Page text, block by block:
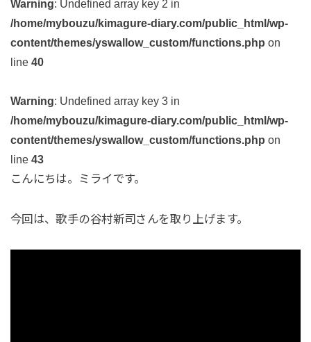
Warning: Undefined array key 2 in
/home/mybouzu/kimagure-diary.com/public_html/wp-
content/themes/yswallow_custom/functions.php on
line 40
Warning: Undefined array key 3 in
/home/mybouzu/kimagure-diary.com/public_html/wp-
content/themes/yswallow_custom/functions.php on
line 43
こんにちは。ミライです。
今回は、歌手の谷村新司さんを取り上げます。